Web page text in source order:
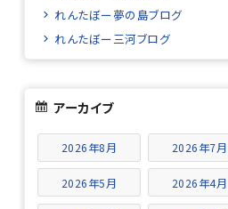
れんたぼー夢の島ブログ
れんたぼー三河ブログ
アーカイブ
2026年8月 2026年7月
2026年5月 2026年4月